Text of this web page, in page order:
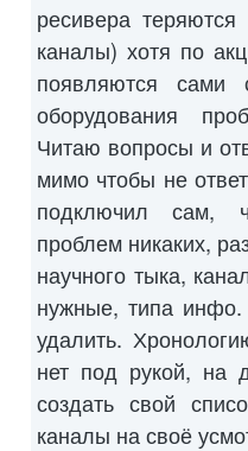
ресивера
каналы) хотя по
появляются сами
оборудования
Читаю вопросы и
мимо чтобы не
подключил сам,
проблем никаких,
научного тыка,
нужные, типа
удалить.
нет под рукой, на
создать свой
каналы на своё